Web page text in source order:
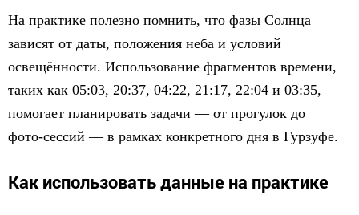
На практике полезно помнить, что фазы Солнца
зависят от даты, положения неба и условий
освещённости. Использование фрагментов времени,
таких как 05:03, 20:37, 04:22, 21:17, 22:04 и 03:35,
помогает планировать задачи — от прогулок до
фото‑сессий — в рамках конкретного дня в Гурзуфе.
Как использовать данные на практике